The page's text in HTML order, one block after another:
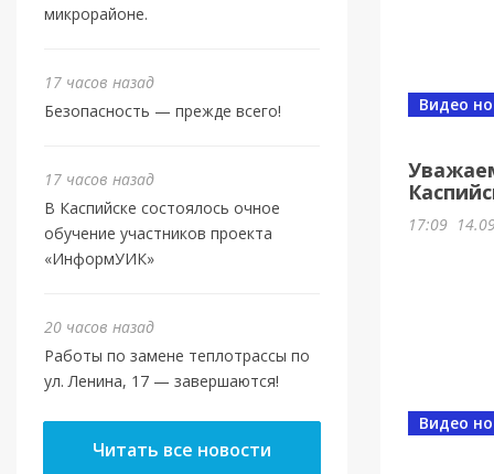
микрорайоне.
17 часов назад
Безопасность — прежде всего!
17 часов назад
В Каспийске состоялось очное
обучение участников проекта
«ИнформУИК»
20 часов назад
Работы по замене теплотрассы по
ул. Ленина, 17 — завершаются!
Читать все новости
Видео
17:09
Видео